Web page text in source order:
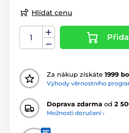
Hlídat cenu
Za nákup získáte 1999
Výhody věrnostního
Doprava zdarma od 2
Možnosti doručení ›